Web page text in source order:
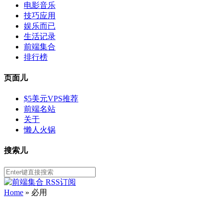
电影音乐
技巧应用
娱乐而已
生活记录
前端集合
排行榜
页面儿
$5美元VPS推荐
前端名站
关于
懒人火锅
搜索儿
Home » 必用